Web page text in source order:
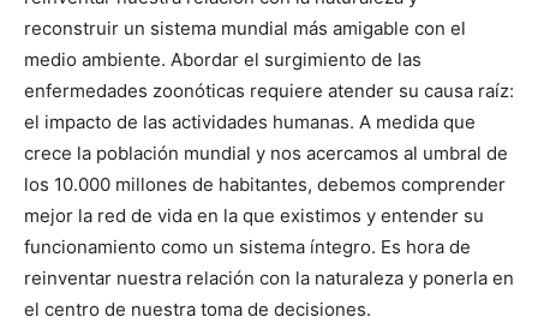
reconstruir un sistema mundial más amigable con el
medio ambiente. Abordar el surgimiento de las
enfermedades zoonóticas requiere atender su causa raíz:
el impacto de las actividades humanas. A medida que
crece la población mundial y nos acercamos al umbral de
los 10.000 millones de habitantes, debemos comprender
mejor la red de vida en la que existimos y entender su
funcionamiento como un sistema íntegro. Es hora de
reinventar nuestra relación con la naturaleza y ponerla en
el centro de nuestra toma de decisiones.